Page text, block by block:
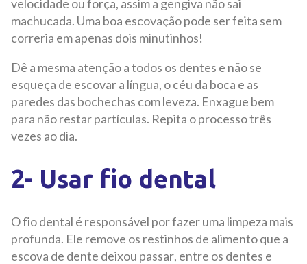
velocidade ou força, assim a gengiva não sai
machucada. Uma boa escovação pode ser feita sem
correria em apenas dois minutinhos!
Dê a mesma atenção a todos os dentes e não se
esqueça de escovar a língua, o céu da boca e as
paredes das bochechas com leveza. Enxague bem
para não restar partículas. Repita o processo três
vezes ao dia.
2- Usar fio dental
O fio dental é responsável por fazer uma limpeza mais
profunda. Ele remove os restinhos de alimento que a
escova de dente deixou passar, entre os dentes e